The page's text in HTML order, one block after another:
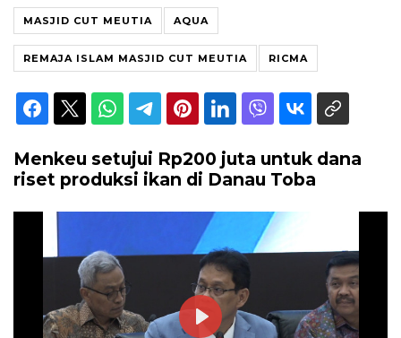
MASJID CUT MEUTIA AQUA
REMAJA ISLAM MASJID CUT MEUTIA RICMA
Menkeu setujui Rp200 juta untuk dana
riset produksi ikan di Danau Toba